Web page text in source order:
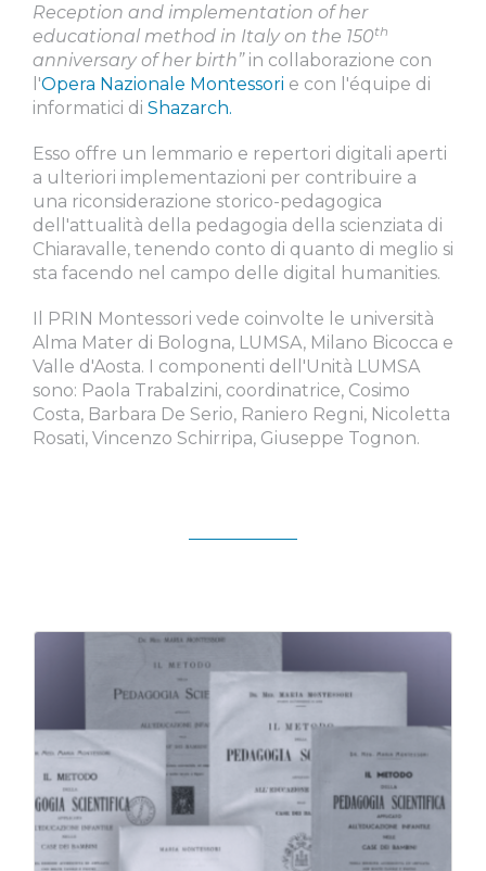
Reception and implementation of her
educational method in Italy on the 150th
anniversary of her birth”in collaborazione con
l'Opera Nazionale Montessori e con l'équipe di
informatici di Shazarch.
Esso offre un lemmario e repertori digitali aperti
a ulteriori implementazioni per contribuire a
una riconsiderazione storico-pedagogica
dell'attualità della pedagogia della scienziata di
Chiaravalle, tenendo conto di quanto di meglio si
sta facendo nel campo delle digital humanities.
Il PRIN Montessori vede coinvolte le università
Alma Mater di Bologna, LUMSA, Milano Bicocca e
Valle d'Aosta. I componenti dell'Unità LUMSA
sono: Paola Trabalzini, coordinatrice, Cosimo
Costa, Barbara De Serio, Raniero Regni, Nicoletta
Rosati, Vincenzo Schirripa, Giuseppe Tognon.